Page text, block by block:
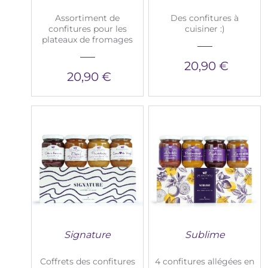
Assortiment de
confitures pour les
plateaux de fromages
20,90 €
Des confitures à
cuisiner :)
20,90 €
Signature
Coffrets des confitures
Sublime
4 confitures allégées en